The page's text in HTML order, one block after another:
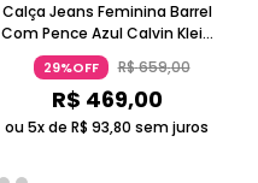
Calça Jeans Feminina Barrel
Com Pence Azul Calvin Klein
Jeans
29%OFF R$659,00
R$ 469,00
ou 5x de R$ 93,80 sem juros